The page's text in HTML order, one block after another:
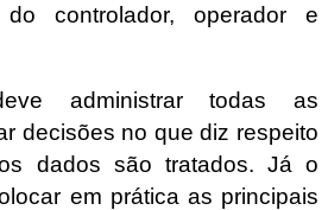
controlador, operador e
administrar todas as
decisões no que diz respeito
dados são tratados. Já o
em prática as principais